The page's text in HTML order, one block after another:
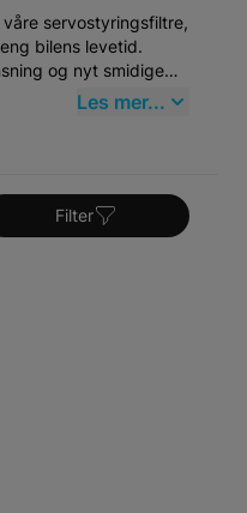
servostyringsfiltre,
bilens levetid.
og nyt smidige
og opplev lidenskapen
Les mer...
Filter